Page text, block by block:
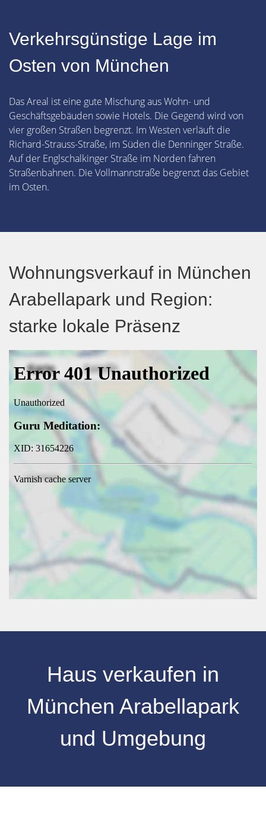
Verkehrsgünstige Lage im
Osten von München
Das Areal ist eine gute Mischung aus Wohn- und
Geschäftsgebäuden sowie Hotels. Die Gegend wird von
vier großen Straßen begrenzt. Im Westen verläuft die
Richard-Strauss-Straße, im Süden die Denninger Straße.
Auf der Englschalkinger Straße im Norden fahren
Straßenbahnen. Die Vollmannstraße begrenzt das Gebiet
im Osten.
Wohnungsverkauf in München
Arabellapark und Region:
starke lokale Präsenz
Haus verkaufen in
München Arabellapark
und Umgebung